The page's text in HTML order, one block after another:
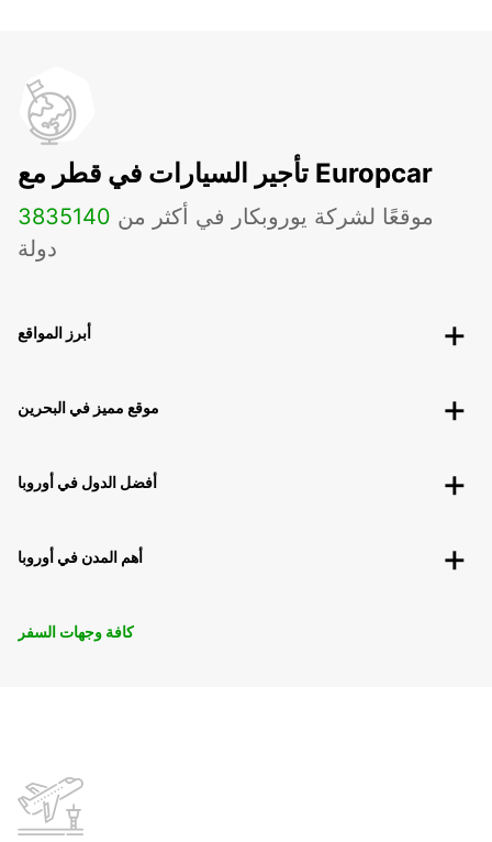
تأجير السيارات في قطر مع Europcar
3835 موقعًا لشركة يوروبكار في أكثر من 140
دولة
أبرز المواقع
موقع مميز في البحرين
أفضل الدول في أوروبا
أهم المدن في أوروبا
كافة وجهات السفر